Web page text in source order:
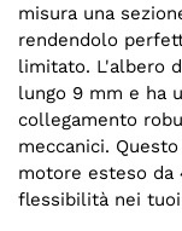
misura una
rendendolo
limitato. L'albero
lungo 9 mm e ha
collegamento
meccanici.
motore esteso da
flessibilità nei